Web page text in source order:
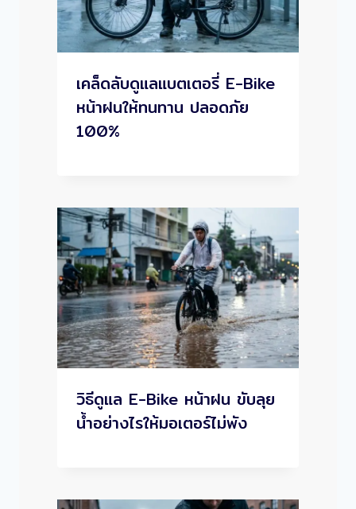
เคล็ดลับดูแลแบตเตอรี่ E-Bike
หน้าฝนให้ทนทาน ปลอดภัย
100%
วิธีดูแล E-Bike หน้าฝน ขับลุย
น้ำอย่างไรให้มอเตอร์ไม่พัง